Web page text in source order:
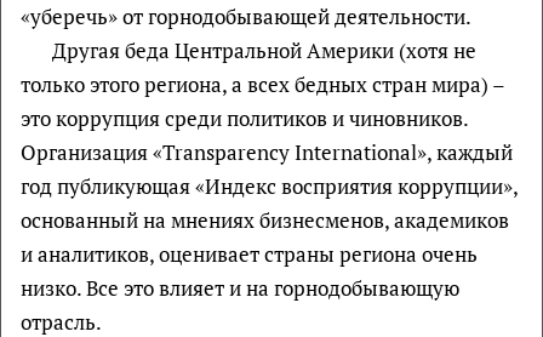
«уберечь» от горнодобывающей деятельности.
Другая беда Центральной Америки (хотя не
только этого региона, а всех бедных стран мира) –
это коррупция среди политиков и чиновников.
Организация «Transparency International», каждый
год публикующая «Индекс восприятия коррупции»,
основанный на мнениях бизнесменов, академиков
и аналитиков, оценивает страны региона очень
низко. Все это влияет и на горнодобывающую
отрасль.